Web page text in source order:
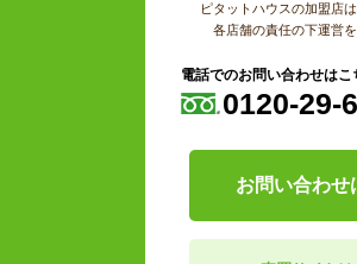
ピタットハウスの加盟店
各店舗の責任の下運営を
電話でのお問い合わせはこ
0120-29-
お問い合わせ